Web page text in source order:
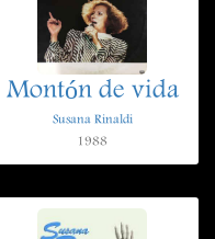
Montón de vida
Susana Rinaldi
1988